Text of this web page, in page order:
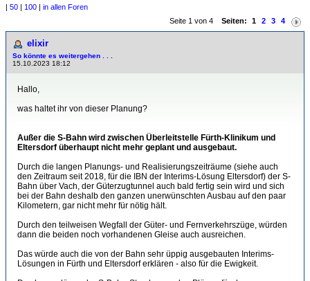
| 50 | 100 | in allen Foren
Seite 1 von 4 Seiten: 1 2 3 4
elixir
So könnte es weitergehen . . .
15.10.2023 18:12
Hallo,
was haltet ihr von dieser Planung?
Außer die S-Bahn wird zwischen Überleitstelle Fürth-Klinikum und
Eltersdorf überhaupt nicht mehr geplant und ausgebaut.
Durch die langen Planungs- und Realisierungszeiträume (siehe auch
den Zeitraum seit 2018, für die IBN der Interims-Lösung Eltersdorf) der S-
Bahn über Vach, der Güterzugtunnel auch bald fertig sein wird und sich
bei der Bahn deshalb den ganzen unerwünschten Ausbau auf den paar
Kilometern, gar nicht mehr für nötig hält.
Durch den teilweisen Wegfall der Güter- und Fernverkehrszüge, würden
dann die beiden noch vorhandenen Gleise auch ausreichen.
Das würde auch die von der Bahn sehr üppig ausgebauten Interims-
Lösungen in Fürth und Eltersdorf erklären - also für die Ewigkeit.